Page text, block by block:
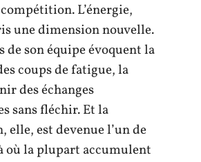
L’énergie,
une dimension nouvelle.
de son équipe évoquent la
coups de fatigue, la
des échanges
sans fléchir. Et la
elle, est devenue l’un de
où la plupart accumulent